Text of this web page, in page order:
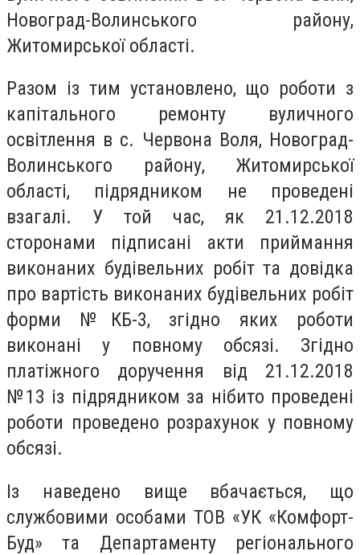
Новоград-Волинського району,
Житомирської області.
Разом із тим установлено, що роботи з
капітального ремонту вуличного
освітлення в с. Червона Воля, Новоград-
Волинського району, Житомирської
області, підрядником не проведені
взагалі. У той час, як 21.12.2018
сторонами підписані акти приймання
виконаних будівельних робіт та довідка
про вартість виконаних будівельних робіт
форми №КБ-3, згідно яких роботи
виконані у повному обсязі. Згідно
платіжного доручення від 21.12.2018
№13 із підрядником за нібито проведені
роботи проведено розрахунок у повному
обсязі.
Із наведено вище вбачається, що
службовими особами ТОВ «УК «Комфорт-
Буд» та Департаменту регіонального